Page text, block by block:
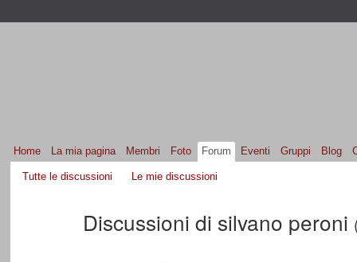
Home La mia pagina Membri Foto Forum Eventi Gruppi Blog
Tutte le discussioni Le mie discussioni
Discussioni di silvano peroni